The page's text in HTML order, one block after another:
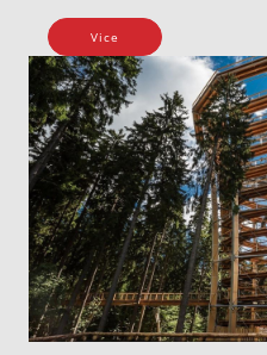
Vice